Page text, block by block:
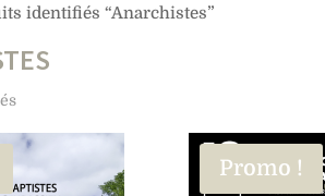
identifiés “Anarchistes”
Promo !